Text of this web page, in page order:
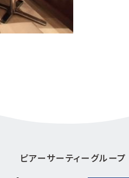
ピアーサーティーグループ